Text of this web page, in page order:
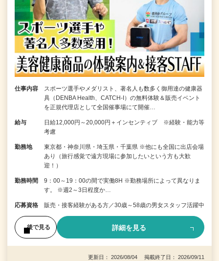
仕事内容
スポーツ選手やメダリスト、著名人も数多く御用達の健康器
具（DENBA Health、CATCH-I）の無料体験＆販売イベント
を正規代理店として全国催事場にて開催…
給与
日給12,000円～20,000円＋インセンティブ ※経験・能力等
考慮
勤務地
東京都・神奈川県・埼玉県・千葉県 ※他にも全国に出店会場
あり（旅行感覚で遠方現場に参加したいという方も大歓
迎！）
勤務時間
9：00～19：00の間で実働8H ※勤務場所によって異なりま
す。 ※週2～3日程度か…
応募資格 販売・接客経験がある方／30歳～58歳の男女スタッフ活躍中
後で見る 詳細を見る
更新日： 2026/08/04 掲載終了日： 2026/09/11